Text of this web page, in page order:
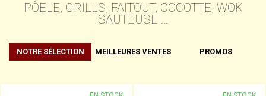
PÔELE, GRILLS, FAITOUT, COCOTTE, WOK
SAUTEUSE ...
NOTRE SÉLECTION MEILLEURES VENTES PROMOS